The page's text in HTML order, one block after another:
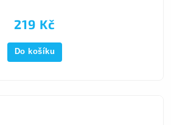
219 Kč
Do košíku